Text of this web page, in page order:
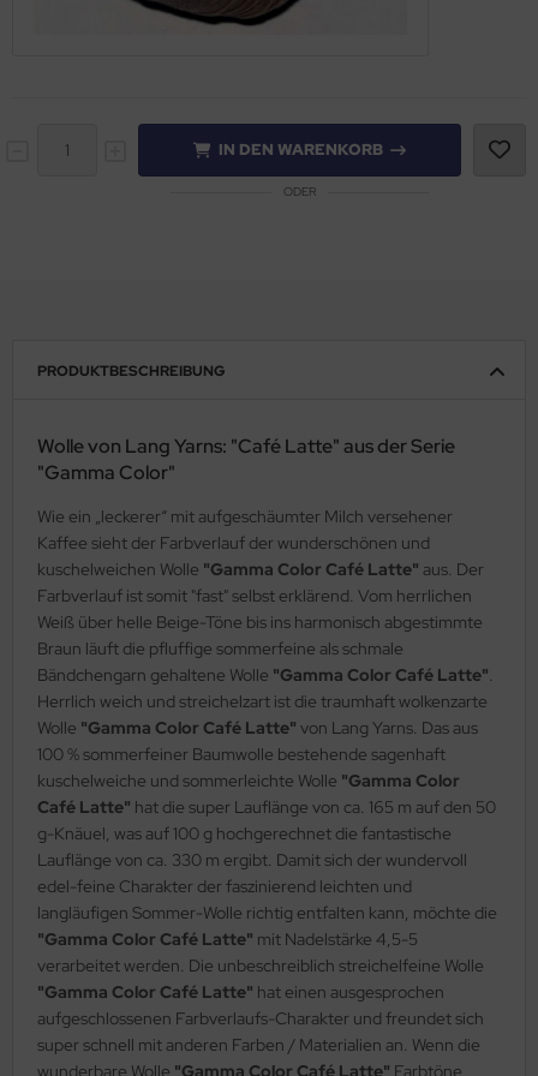
IN DEN WARENKORB
ODER
PRODUKTBESCHREIBUNG
Wolle von Lang Yarns: "Café Latte" aus der Serie
"Gamma Color"
Wie ein „leckerer“ mit aufgeschäumter Milch versehener
Kaffee sieht der Farbverlauf der wunderschönen und
kuschelweichen Wolle "Gamma Color Café Latte" aus. Der
Farbverlauf ist somit "fast" selbst erklärend. Vom herrlichen
Weiß über helle Beige-Töne bis ins harmonisch abgestimmte
Braun läuft die pfluffige sommerfeine als schmale
Bändchengarn gehaltene Wolle "Gamma Color Café Latte".
Herrlich weich und streichelzart ist die traumhaft wolkenzarte
Wolle "Gamma Color Café Latte" von Lang Yarns. Das aus
100 % sommerfeiner Baumwolle bestehende sagenhaft
kuschelweiche und sommerleichte Wolle "Gamma Color
Café Latte" hat die super Lauflänge von ca. 165 m auf den 50
g-Knäuel, was auf 100 g hochgerechnet die fantastische
Lauflänge von ca. 330 m ergibt. Damit sich der wundervoll
edel-feine Charakter der faszinierend leichten und
langläufigen Sommer-Wolle richtig entfalten kann, möchte die
"Gamma Color Café Latte" mit Nadelstärke 4,5-5
verarbeitet werden. Die unbeschreiblich streichelfeine Wolle
"Gamma Color Café Latte" hat einen ausgesprochen
aufgeschlossenen Farbverlaufs-Charakter und freundet sich
super schnell mit anderen Farben / Materialien an. Wenn die
wunderbare Wolle "Gamma Color Café Latte" Farbtöne